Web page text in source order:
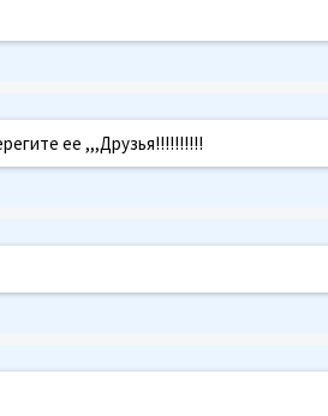
ее ,,,Друзья!!!!!!!!!!